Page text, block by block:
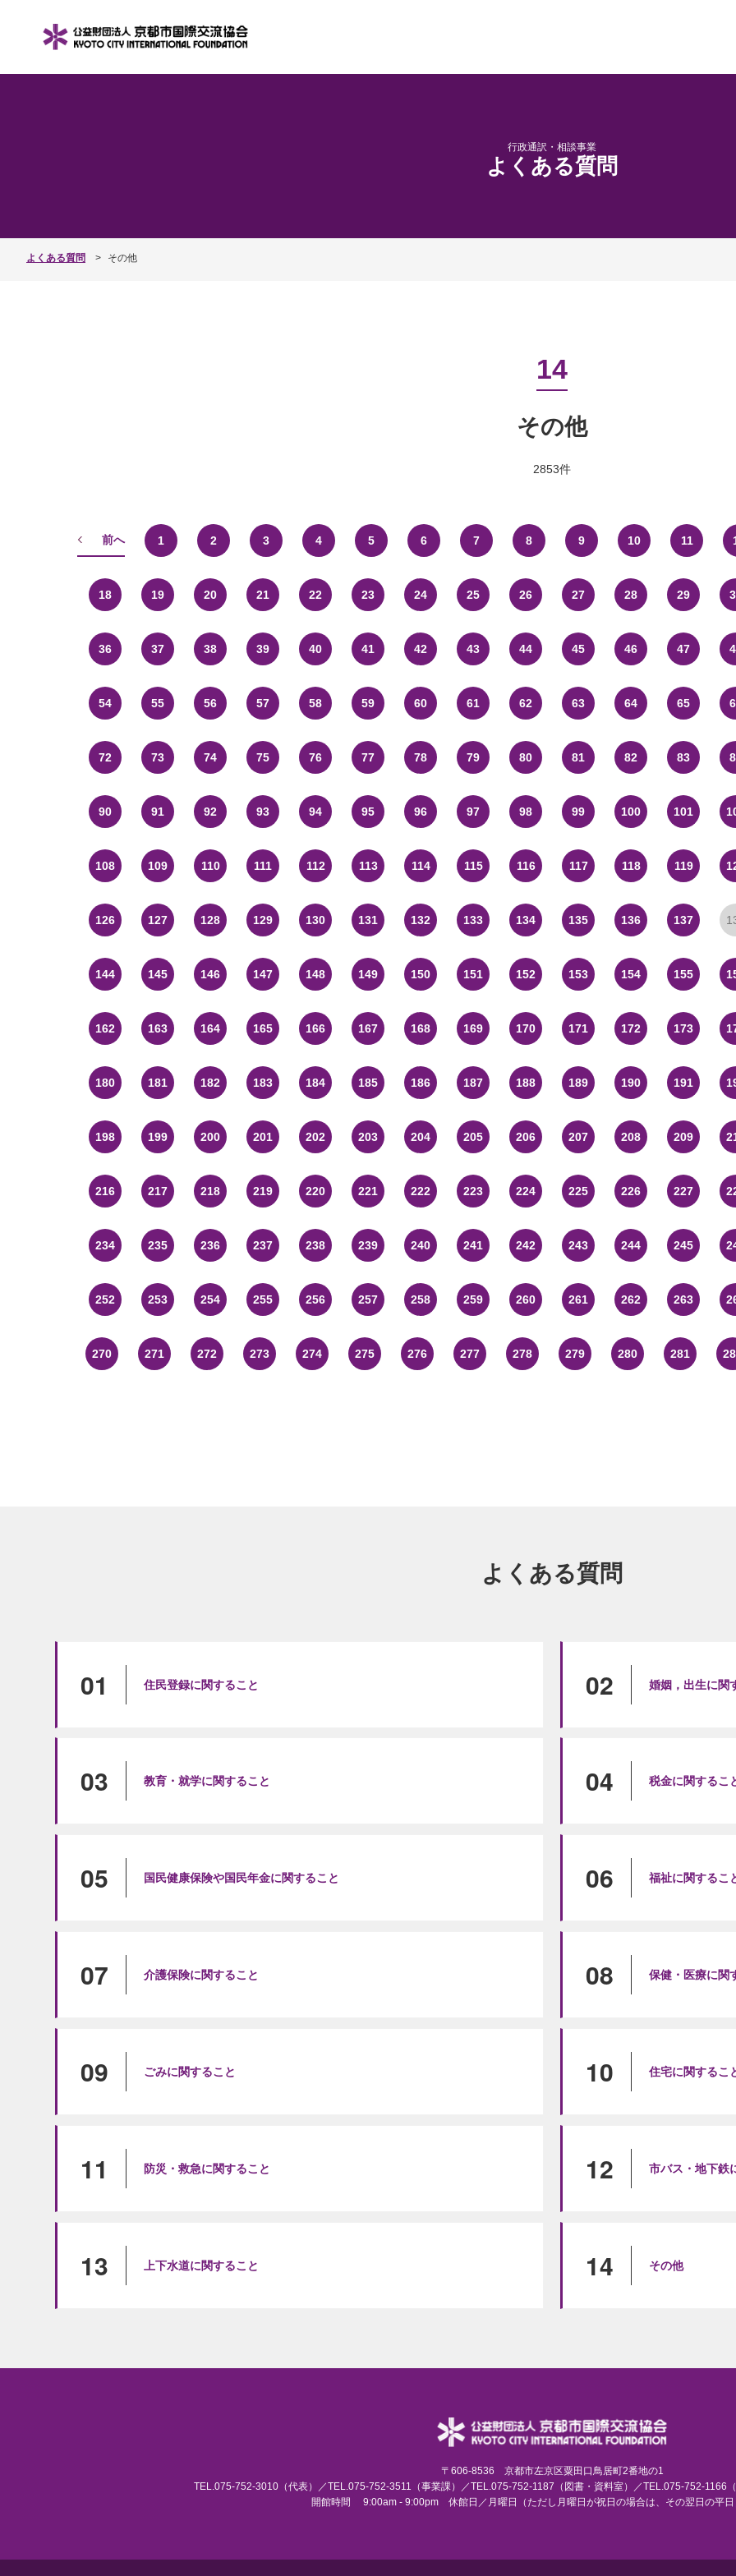
行政通訳・相談事業
よくある質問
よくある質問 その他
14
その他
2853件
前へ 1 2 3 4 5 6 7 8 9 10 11
18 19 20 21 22 23 24 25 26 27 28 29
36 37 38 39 40 41 42 43 44 45 46 47
54 55 56 57 58 59 60 61 62 63 64 65
72 73 74 75 76 77 78 79 80 81 82 83
90 91 92 93 94 95 96 97 98 99 100 101
108 109 110 111 112 113 114 115 116 117 118 119
126 127 128 129 130 131 132 133 134 135 136 137
144 145 146 147 148 149 150 151 152 153 154 155
162 163 164 165 166 167 168 169 170 171 172 173
180 181 182 183 184 185 186 187 188 189 190 191
198 199 200 201 202 203 204 205 206 207 208 209
216 217 218 219 220 221 222 223 224 225 226 227
234 235 236 237 238 239 240 241 242 243 244 245
252 253 254 255 256 257 258 259 260 261 262 263
270 271 272 273 274 275 276 277 278 279 280 281
よくある質問
01 住民登録に関すること 02 婚姻，出生に関
03 教育・就学に関すること 04 税金に関するこ
05 国民健康保険や国民年金に関すること 06 福祉に関するこ
07 介護保険に関すること 08 保健・医療に関
09 ごみに関すること 10 住宅に関するこ
11 防災・救急に関すること 12 市バス・地下鉄
13 上下水道に関すること 14 その他
〒606-8536 京都市左京区粟田口鳥居町2番地の1
TEL.075-752-3010（代表）／TEL.075-752-3511（事業課）／TEL.075-752-1187（図書・資料室）／TEL.075-752-
開館時間 9:00am - 9:00pm 休館日／月曜日（ただし月曜日が祝日の場合は、その翌日の平日